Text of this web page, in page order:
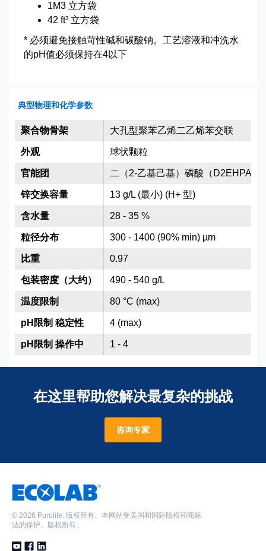
1M3 立方袋
42 ft³ 立方袋
* 必须避免接触苛性碱和碳酸钠。工艺溶液和冲洗水
的pH值必须保持在4以下
典型物理和化学参数
大孔型聚苯乙烯二乙烯苯交联
球状颗粒
二（2-乙基己基）磷酸（D2EHPA）
13 g/L (最小) (H+ 型)
28 - 35 %
300 - 1400 (90% min) µm
0.97
490 - 540 g/L
80 °C (max)
4 (max)
1 - 4
聚合物骨架
外观
官能团
锌交换容量
含水量
粒径分布
比重
包装密度（大约）
温度限制
pH限制 稳定性
pH限制 操作中
在这里帮助您解决最复杂的挑战
咨询专家
© 2026 Purolite. 版权所有。本网站受美国和国际版权和商标
法的保护。版权所有。